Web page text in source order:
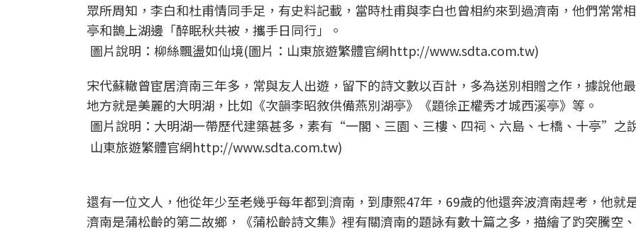
眾所周知，李白和杜甫情同手足，有史料記載，當時杜甫與李白也曾相約來到過濟南，他們常常
亭和鵲上湖邊「醉眠秋共被，攜手日同行」。
圖片說明：柳絲飄盪如仙境(圖片：山東旅遊繁體官網http://www.sdta.com.tw)
宋代蘇轍曾宦居濟南三年多，常與友人出遊，留下的詩文數以百計，多為送別相贈之作，據說他
地方就是美麗的大明湖，比如《次韻李昭敘供備燕別湖亭》《題徐正權秀才城西溪亭》等。
圖片說明：大明湖一帶歷代建築甚多，素有“一閣、三園、三樓、四祠、六島、七橋、十亭”之
山東旅遊繁體官網http://www.sdta.com.tw)
還有一位文人，他從年少至老幾乎每年都到濟南，到康熙47年，69歲的他還奔波濟南趕考，他就
濟南是蒲松齡的第二故鄉，《蒲松齡詩文集》裡有關濟南的題詠有數十篇之多，描繪了趵突騰空